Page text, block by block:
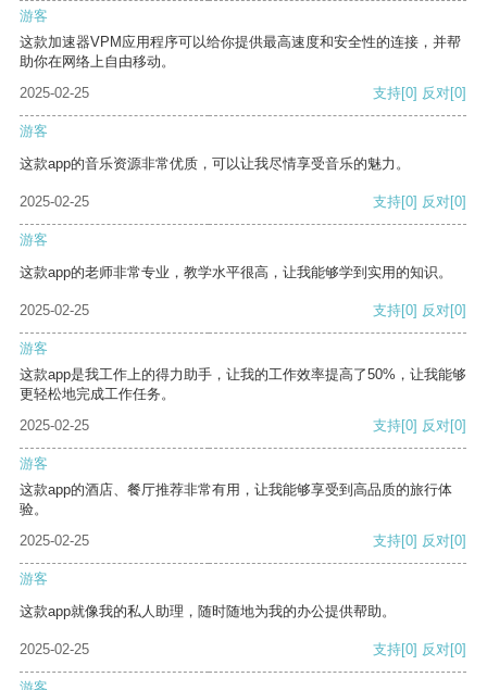
游客
这款加速器VPM应用程序可以给你提供最高速度和安全性的连接，并帮
助你在网络上自由移动。
2025-02-25
支持[0] 反对[0]
游客
这款app的音乐资源非常优质，可以让我尽情享受音乐的魅力。
2025-02-25 支持[0] 反对[0]
游客
这款app的老师非常专业，教学水平很高，让我能够学到实用的知识。
2025-02-25 支持[0] 反对[0]
游客
这款app是我工作上的得力助手，让我的工作效率提高了50%，让我能够
更轻松地完成工作任务。
2025-02-25
支持[0] 反对[0]
游客
这款app的酒店、餐厅推荐非常有用，让我能够享受到高品质的旅行体
验。
2025-02-25
支持[0] 反对[0]
游客
这款app就像我的私人助理，随时随地为我的办公提供帮助。
2025-02-25 支持[0] 反对[0]